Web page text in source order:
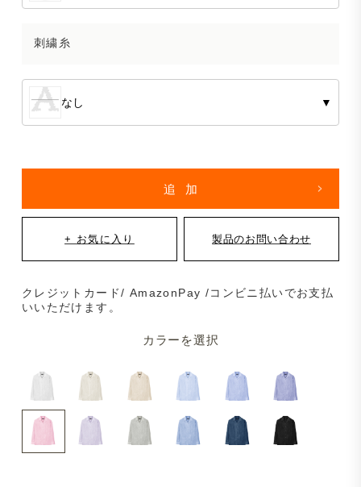
刺繍糸
なし ▼
カラーを選択
クレジットカード/ AmazonPay /コンビニ払いでお支払
いいただけます。